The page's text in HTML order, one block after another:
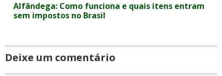
Alfândega: Como funciona e quais itens entram
sem impostos no Brasil
Deixe um comentário